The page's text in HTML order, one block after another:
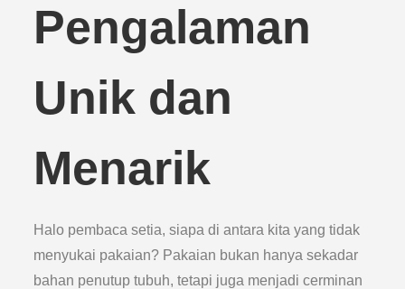
Pengalaman
Unik dan
Menarik
Halo pembaca setia, siapa di antara kita yang tidak
menyukai pakaian? Pakaian bukan hanya sekadar
bahan penutup tubuh, tetapi juga menjadi cerminan